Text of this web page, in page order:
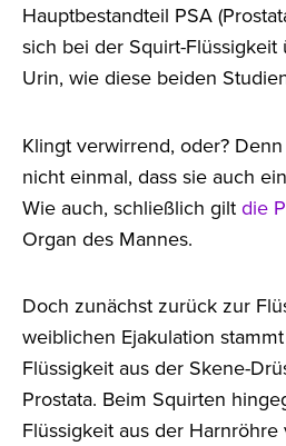
Hauptbestandteil PSA
sich bei der Squirt-
Urin, wie diese beiden
Klingt verwirrend, oder?
nicht einmal, dass sie auch
Wie auch, schließlich gilt die
Organ des Mannes.
Doch zunächst zurück zur
weiblichen Ejakulation
Flüssigkeit aus der Skene-
Prostata. Beim Squirten
Flüssigkeit aus der